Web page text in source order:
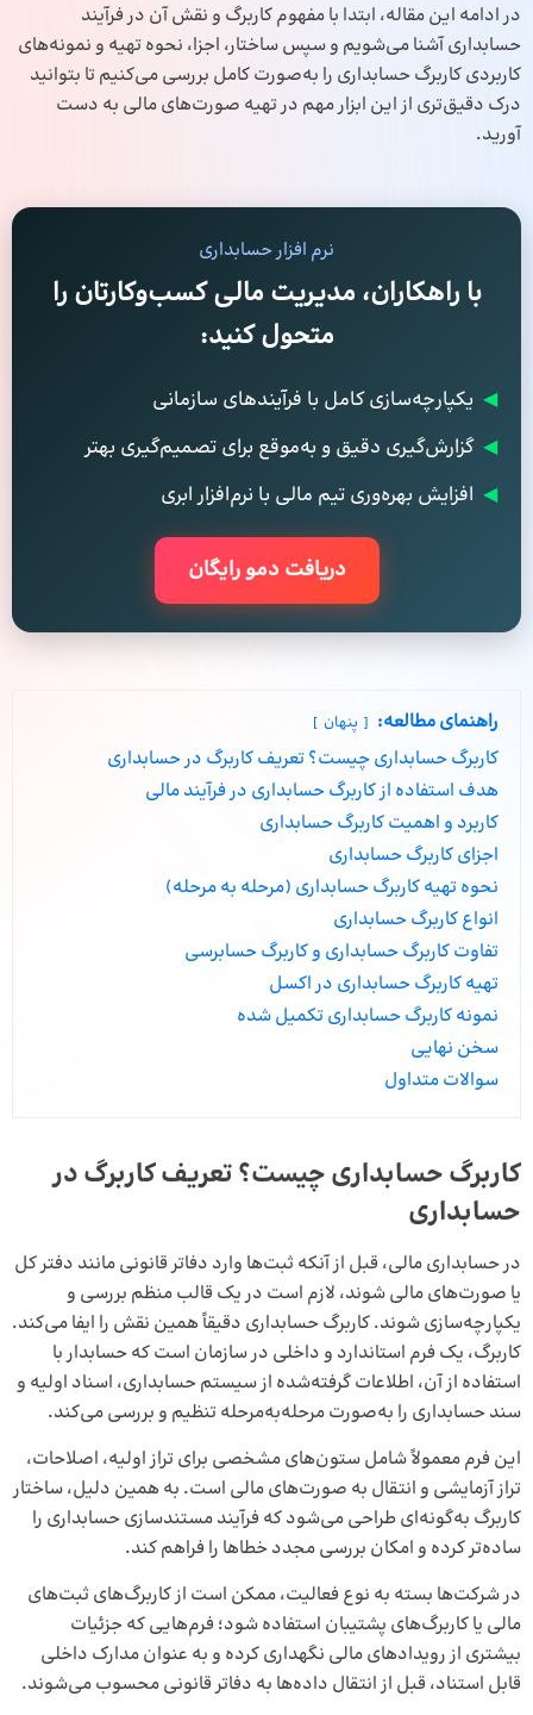
در ادامه این مقاله، ابتدا با مفهوم کاربرگ و نقش آن در فرآیند
حسابداریآشنا می‌شویم و سپس ساختار، اجزا، نحوه تهیه و نمونه‌های
کاربردی کاربرگ حسابداری را به‌صورت کامل بررسی می‌کنیم تا بتوانید
درک دقیق‌تری از این ابزار مهم در تهیه صورت‌های مالی به دست
آورید.
نرم افزار حسابداری
با راهکاران، مدیریت مالی کسب‌وکارتان را
متحول کنید:
◀ یکپارچه‌سازی کامل با فرآیندهای سازمانی
◀ گزارش‌گیری دقیق و به‌موقع برای تصمیم‌گیری بهتر
◀ افزایش بهره‌وری تیم مالی با نرم‌افزار ابری
دریافت دمو رایگان
راهنمای مطالعه: پنهان
کاربرگ حسابداری چیست؟ تعریف کاربرگ در حسابداری
هدف استفاده از کاربرگ حسابداری در فرآیند مالی
کاربرد و اهمیت کاربرگ حسابداری
اجزای کاربرگ حسابداری
نحوه تهیه کاربرگ حسابداری (مرحله به مرحله)
انواع کاربرگ حسابداری
تفاوت کاربرگ حسابداری و کاربرگ حسابرسی
تهیه کاربرگ حسابداری در اکسل
نمونه کاربرگ حسابداری تکمیل شده
سخن نهایی
سوالات متداول
کاربرگ حسابداری چیست؟ تعریف کاربرگ در
حسابداری
در حسابداری مالی، قبل از آنکه ثبت‌ها وارد دفاتر قانونی مانند دفتر کل
یا صورت‌های مالی شوند، لازم است در یک قالب منظم بررسی و
یکپارچه‌سازی شوند. کاربرگ حسابداری دقیقاً همین نقش را ایفا می‌کند.
کاربرگ، یک فرم استاندارد و داخلی در سازمان است که حسابدار با
استفاده از آن، اطلاعات گرفته‌شده از سیستم حسابداری، اسناد اولیه و
سند حسابداری را به‌صورت مرحله‌به‌مرحله تنظیم و بررسی می‌کند.
این فرم معمولاً شامل ستون‌های مشخصی برای تراز اولیه، اصلاحات،
تراز آزمایشی و انتقال به صورت‌های مالی است. به همین دلیل، ساختار
کاربرگ به‌گونه‌ای طراحی می‌شود که فرآیند مستندسازی حسابداری را
ساده‌تر کرده و امکان بررسی مجدد خطاها را فراهم کند.
در شرکت‌ها بسته به نوع فعالیت، ممکن است از کاربرگ‌های ثبت‌های
مالی یا کاربرگ‌های پشتیبان استفاده شود؛ فرم‌هایی که جزئیات
بیشتری از رویدادهای مالی نگهداری کرده و به عنوان مدارک داخلی
قابل استناد، قبل از انتقال داده‌ها به دفاتر قانونی محسوب می‌شوند.